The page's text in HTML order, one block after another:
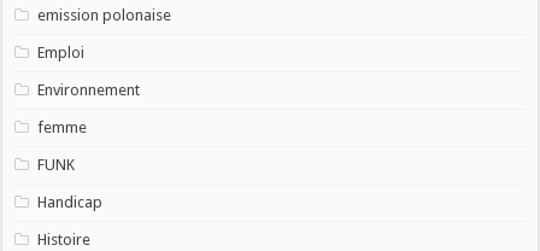
emission polonaise
Emploi
Environnement
femme
FUNK
Handicap
Histoire